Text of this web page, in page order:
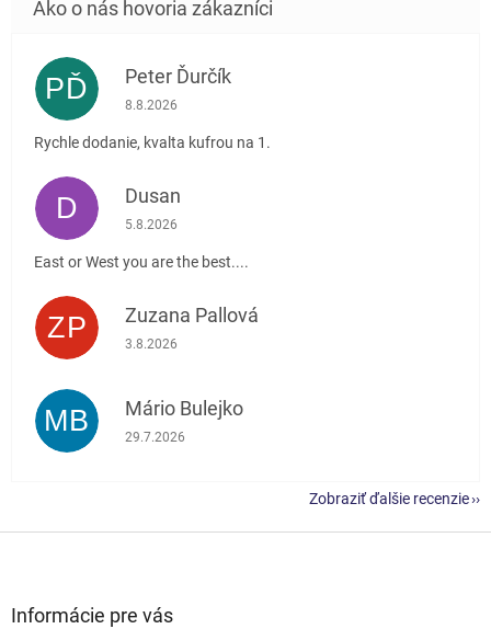
PĎ Peter Ďurčík
Hodnotenie obchodu je 5 z 5 hviezdičiek.
8.8.2026
Rychle dodanie, kvalta kufrou na 1.
D Dusan
Hodnotenie obchodu je 5 z 5 hviezdičiek.
5.8.2026
East or West you are the best....
ZP Zuzana Pallová
Hodnotenie obchodu je 5 z 5 hviezdičiek.
3.8.2026
MB Mário Bulejko
Hodnotenie obchodu je 5 z 5 hviezdičiek.
29.7.2026
Zobraziť ďalšie recenzie
Informácie pre vás